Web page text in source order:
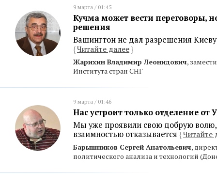
9 марта / 01:45
Кучма может вести переговоры,
решения
Вашингтон не дал разрешения
{Читайте далее}
Жарихин Владимир Леонидович,
Института стран СНГ
9 марта / 01:46
Нас устроит только отделение от
Мы уже проявили свою добрую волю,
взаимностью отказывается {Читайте
Барышников Сергей Анатольевич,
политического анализа и технологий